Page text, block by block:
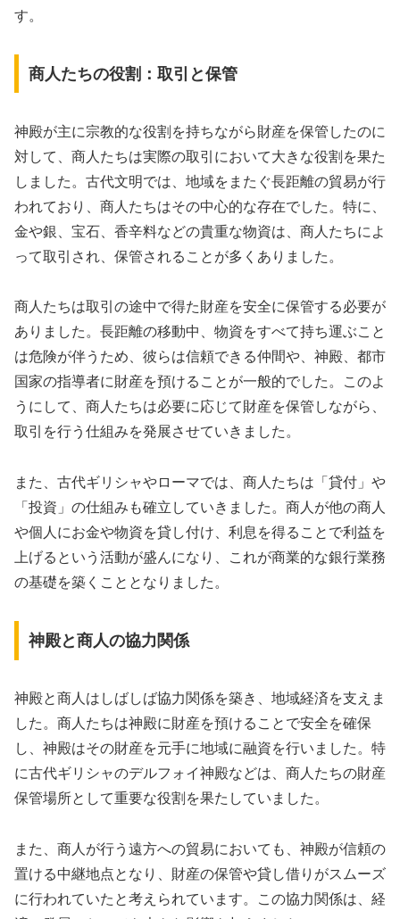
す。
商人たちの役割：取引と保管
神殿が主に宗教的な役割を持ちながら財産を保管したのに
対して、商人たちは実際の取引において大きな役割を果た
しました。古代文明では、地域をまたぐ長距離の貿易が行
われており、商人たちはその中心的な存在でした。特に、
金や銀、宝石、香辛料などの貴重な物資は、商人たちによ
って取引され、保管されることが多くありました。
商人たちは取引の途中で得た財産を安全に保管する必要が
ありました。長距離の移動中、物資をすべて持ち運ぶこと
は危険が伴うため、彼らは信頼できる仲間や、神殿、都市
国家の指導者に財産を預けることが一般的でした。このよ
うにして、商人たちは必要に応じて財産を保管しながら、
取引を行う仕組みを発展させていきました。
また、古代ギリシャやローマでは、商人たちは「貸付」や
「投資」の仕組みも確立していきました。商人が他の商人
や個人にお金や物資を貸し付け、利息を得ることで利益を
上げるという活動が盛んになり、これが商業的な銀行業務
の基礎を築くこととなりました。
神殿と商人の協力関係
神殿と商人はしばしば協力関係を築き、地域経済を支えま
した。商人たちは神殿に財産を預けることで安全を確保
し、神殿はその財産を元手に地域に融資を行いました。特
に古代ギリシャのデルフォイ神殿などは、商人たちの財産
保管場所として重要な役割を果たしていました。
また、商人が行う遠方への貿易においても、神殿が信頼の
置ける中継地点となり、財産の保管や貸し借りがスムーズ
に行われていたと考えられています。この協力関係は、経